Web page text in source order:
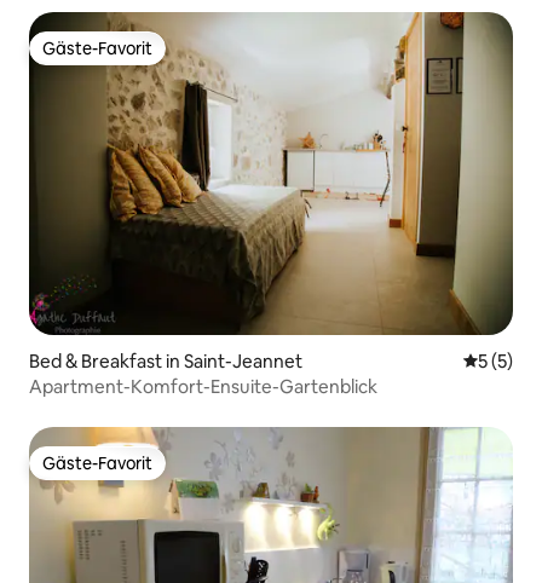
Gäste-Favorit
Gäste-Favorit
Bed & Breakfast in Saint-Jeannet
5 (5)
Apartment-Komfort-Ensuite-Gartenblick
Gäste-Favorit
Gäste-Favorit